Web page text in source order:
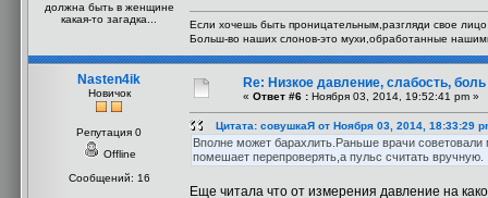
должна быть в женщине
какая-то загадка...
Если хочешь быть проницательным,разгляди свое лицо
Больш-во наших слонов-это мухи,обработанные
Nasten4ik
Новичок
Репутация 0
Offline
Сообщений: 16
Re: Низкое давление, слабость,
« Ответ #6 : Ноября 03, 2014, 19:52:41 pm »
Цитата: совушкаЯ от Ноября 03, 2014, 18:33:29
Вполне может барахлить.Раньше врачи
помешает перепроверять,а пульс считать вручную.
Еще читала что от измерения давление на